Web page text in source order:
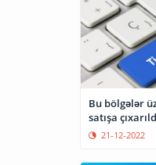
Bu bölgələr
satışa
21-12-2022